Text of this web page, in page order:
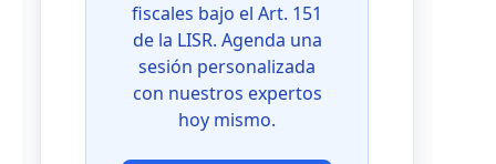
fiscales bajo el Art. 151
de la LISR. Agenda una
sesión personalizada
con nuestros expertos
hoy mismo.